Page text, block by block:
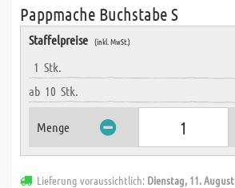
Pappmache Buchstabe S
Staffelpreise (inkl. MwSt.)
1 Stk.
ab 10 Stk.
Menge
Lieferung voraussichtlich: Dienstag, 11. August